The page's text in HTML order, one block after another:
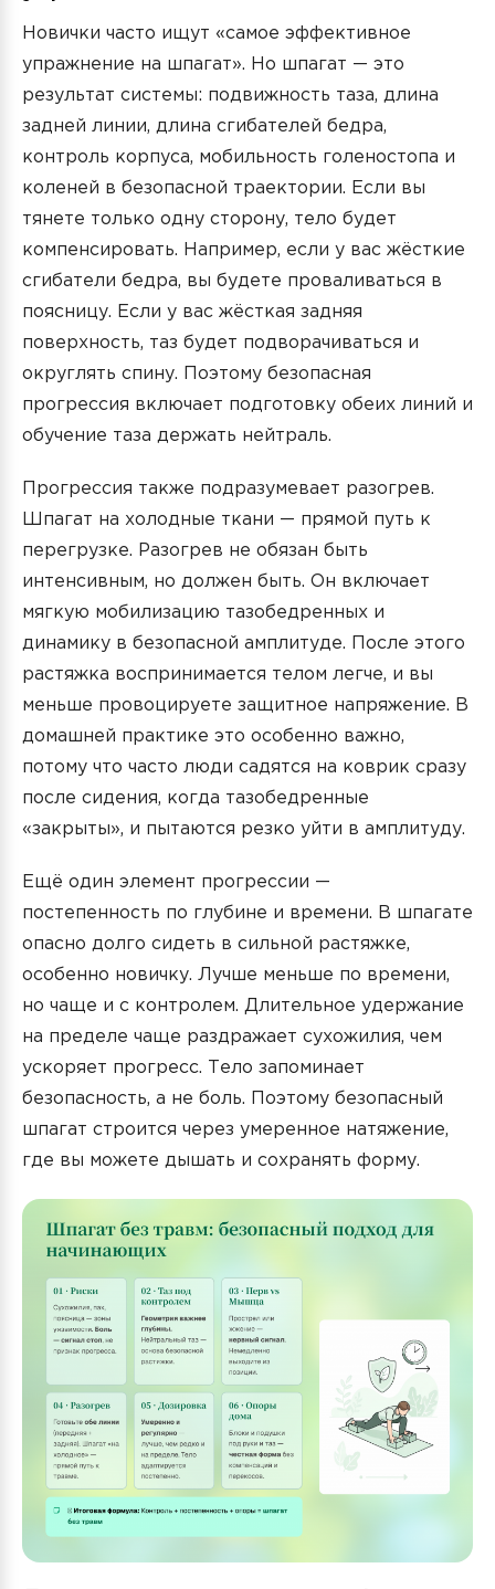
Новички часто ищут «самое эффективное
упражнение на шпагат». Но шпагат — это
результат системы: подвижность таза, длина
задней линии, длина сгибателей бедра,
контроль корпуса, мобильность голеностопа и
коленей в безопасной траектории. Если вы
тянете только одну сторону, тело будет
компенсировать. Например, если у вас жёсткие
сгибатели бедра, вы будете проваливаться в
поясницу. Если у вас жёсткая задняя
поверхность, таз будет подворачиваться и
округлять спину. Поэтому безопасная
прогрессия включает подготовку обеих линий и
обучение таза держать нейтраль.
Прогрессия также подразумевает разогрев.
Шпагат на холодные ткани — прямой путь к
перегрузке. Разогрев не обязан быть
интенсивным, но должен быть. Он включает
мягкую мобилизацию тазобедренных и
динамику в безопасной амплитуде. После этого
растяжка воспринимается телом легче, и вы
меньше провоцируете защитное напряжение. В
домашней практике это особенно важно,
потому что часто люди садятся на коврик сразу
после сидения, когда тазобедренные
«закрыты», и пытаются резко уйти в амплитуду.
Ещё один элемент прогрессии —
постепенность по глубине и времени. В шпагате
опасно долго сидеть в сильной растяжке,
особенно новичку. Лучше меньше по времени,
но чаще и с контролем. Длительное удержание
на пределе чаще раздражает сухожилия, чем
ускоряет прогресс. Тело запоминает
безопасность, а не боль. Поэтому безопасный
шпагат строится через умеренное натяжение,
где вы можете дышать и сохранять форму.